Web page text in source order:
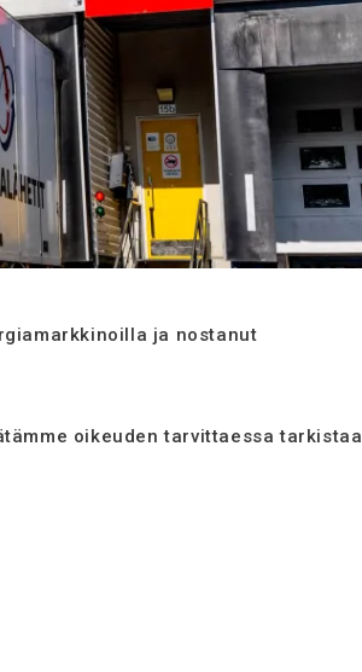
ja nostanut
oikeuden tarvittaessa tarkistaa